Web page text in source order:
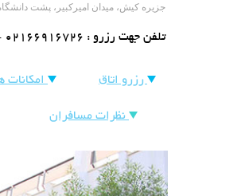
جزیره کیش، میدان امیرکبیر، پشت
تلفن جهت رزرو : 02166916726
رزرو اتاق امکانات
نظرات مسافران